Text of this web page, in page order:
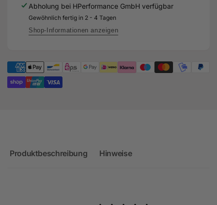
Rückführung
für
Audi
DAZA
Getrieböl-
Rückführung
für
-
DAZA
Abholung bei HPerformance GmbH verfügbar
Gewöhnlich fertig in 2 - 4 Tagen
Shop-Informationen anzeigen
Produktbeschreibung Hinweise